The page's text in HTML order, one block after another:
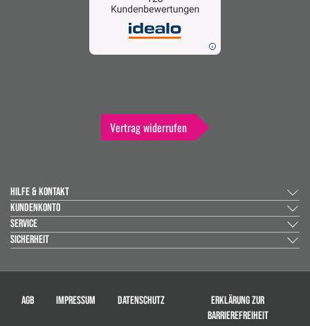
Vertrag widerrufen
HILFE & KONTAKT
KUNDENKONTO
SERVICE
SICHERHEIT
AGB IMPRESSUM DATENSCHUTZ
ERKLÄRUNG ZUR
BARRIEREFREIHEIT